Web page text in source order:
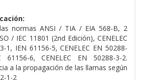
normas ANSI / TIA / EIA 568-B, 2
/ IEC 11801 (2nd Edición), CENELEC
1, IEN 61156-5, CENELEC EN 50288-
61156-6, CENELEC EN 50288-3-2.
a la propagación de las llamas según
1-2